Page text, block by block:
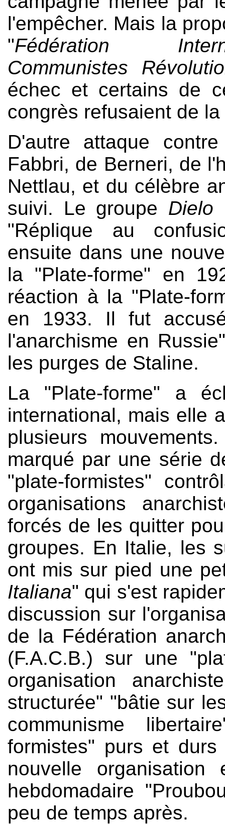
l'empêcher. Mais la
"Fédération
Communistes
échec et certains de
congrès refusaient de
D'autre attaque
Fabbri, de Berneri, de
Nettlau, et du célèbre
suivi. Le groupe Dielo
"Réplique au
ensuite dans une
la "Plate-forme" en
réaction à la "Plate-
en 1933. Il fut
l'anarchisme en
les purges de Staline.
La "Plate-forme" a
international, mais elle
plusieurs
marqué par une série
"plate-formistes"
organisations
forcés de les quitter
groupes. En Italie, les
ont mis sur pied une
Italiana" qui s'est
discussion sur
de la Fédération
(F.A.C.B.) sur une
organisation
structurée" "bâtie sur
communisme
formistes" purs et
nouvelle
hebdomadaire
peu de temps après.